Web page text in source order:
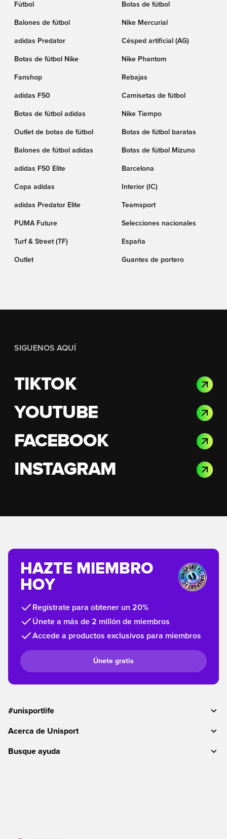
Fútbol Botas de fútbol
Balones de fútbol Nike Mercurial
adidas Predator Césped artificial (AG)
Botas de fútbol Nike Nike Phantom
Fanshop Rebajas
adidas F50 Camisetas de fútbol
Botas de fútbol adidas Nike Tiempo
Outlet de botas de fútbol Botas de fútbol baratas
Balones de fútbol adidas Botas de fútbol Mizuno
adidas F50 Elite Barcelona
Copa adidas Interior (IC)
adidas Predator Elite Teamsport
PUMA Future Selecciones nacionales
Turf & Street (TF) España
Outlet Guantes de portero
SIGUENOS AQUÍ
TIKTOK
YOUTUBE
FACEBOOK
INSTAGRAM
HAZTE MIEMBRO
HOY
Regístrate para obtener un 20%
Únete a más de 2 millón de miembros
Accede a productos exclusivos para miembros
Únete gratis
#unisportlife
Acerca de Unisport
Busque ayuda